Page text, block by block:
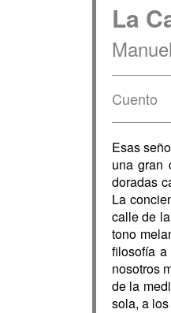
La
Cuento
Esas
una gran
doradas
La
calle de
tono
filosofía
nosotros
de la
sola, a